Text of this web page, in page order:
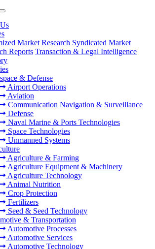
Market Research Syndicated Market
Reports Transaction & Legal Intelligence
& Defense
Airport Operations
Aviation
Communication Navigation & Surveillance
Defense
Naval Marine & Ports Technologies
Space Technologies
Unmanned Systems
Agriculture & Farming
Agriculture Equipment & Machinery
Agriculture Technology
Animal Nutrition
Crop Protection
Fertilizers
Seed & Seed Technology
& Transportation
Automotive Processes
Automotive Services
Automotive Technology